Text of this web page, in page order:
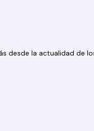
desde la actualidad de